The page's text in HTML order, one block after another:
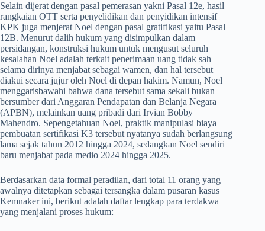
​Selain dijerat dengan pasal pemerasan yakni Pasal 12e, hasil
rangkaian OTT serta penyelidikan dan penyidikan intensif
KPK juga menjerat Noel dengan pasal gratifikasi yaitu Pasal
12B. Menurut dalih hukum yang disimpulkan dalam
persidangan, konstruksi hukum untuk mengusut seluruh
kesalahan Noel adalah terkait penerimaan uang tidak sah
selama dirinya menjabat sebagai wamen, dan hal tersebut
diakui secara jujur oleh Noel di depan hakim. Namun, Noel
menggarisbawahi bahwa dana tersebut sama sekali bukan
bersumber dari Anggaran Pendapatan dan Belanja Negara
(APBN), melainkan uang pribadi dari Irvian Bobby
Mahendro. Sepengetahuan Noel, praktik manipulasi biaya
pembuatan sertifikasi K3 tersebut nyatanya sudah berlangsung
lama sejak tahun 2012 hingga 2024, sedangkan Noel sendiri
baru menjabat pada medio 2024 hingga 2025.
​Berdasarkan data formal peradilan, dari total 11 orang yang
awalnya ditetapkan sebagai tersangka dalam pusaran kasus
Kemnaker ini, berikut adalah daftar lengkap para terdakwa
yang menjalani proses hukum: